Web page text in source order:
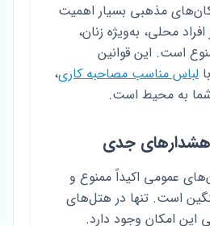
مذهبی بسیار اهمیت
محلی، به‌ویژه زنان،
است. این قوانین
لباس مناسب مصاحبه کاری،
شما به محیط است.
جدی
عمومی اکیداً ممنوع و
است. تنها در هتل‌های
این امکان وجود دارد.